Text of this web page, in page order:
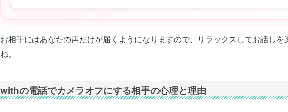
お相手にはあなたの声だけが届くようになりますので、リラックスしてお話しを
ね。
withの電話でカメラオフにする相手の心理と理由